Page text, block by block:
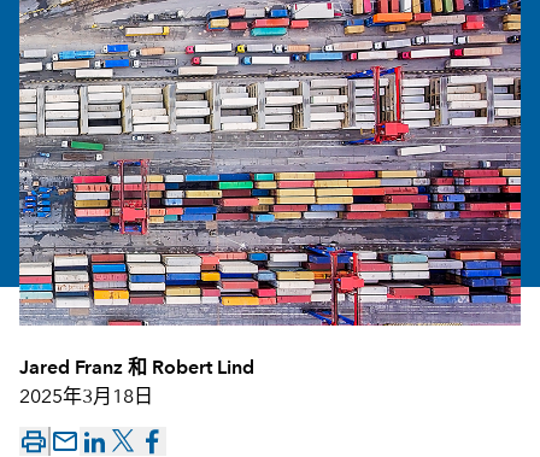
Jared Franz 和 Robert Lind
2025年3月18日
mail_outline